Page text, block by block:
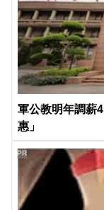
軍公教明年調薪
惠」
PR